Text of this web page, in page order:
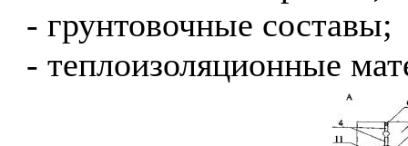
- грунтовочные составы;
- теплоизоляционные